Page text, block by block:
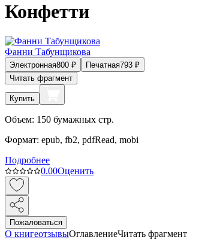
Конфетти
Фанни Табунщикова
Электронная800 ₽ Печатная793 ₽
Читать фрагмент
Купить
Объем: 150 бумажных стр.
Формат: epub, fb2, pdfRead, mobi
Подробнее
0.00Оценить
Пожаловаться
О книгеотзывыОглавлениеЧитать фрагмент